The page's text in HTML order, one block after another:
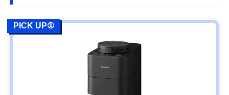
PICK UP①